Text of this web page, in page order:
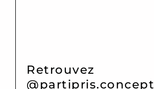
Retrouvez
@partipris.concept